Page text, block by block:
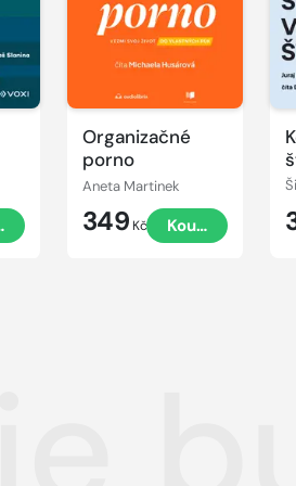
Organizačné
porno
Aneta Martinek
349 Kč Koupit